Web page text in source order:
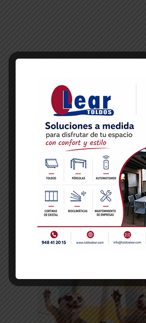
-- Publicidad --